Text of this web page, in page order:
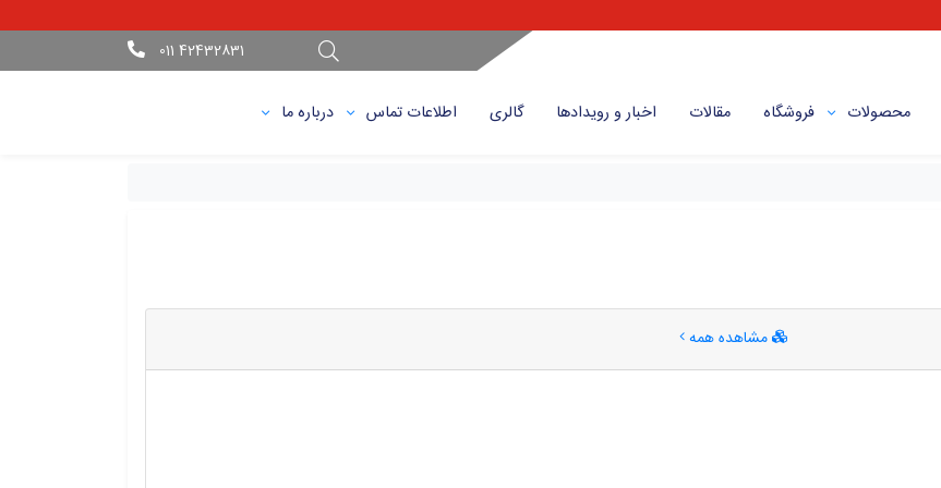
42432831 011
محصولات فروشگاه مقالات اخبار و رویداد‌ها گالری اطلاعات تماس درباره ما
مشاهده همه